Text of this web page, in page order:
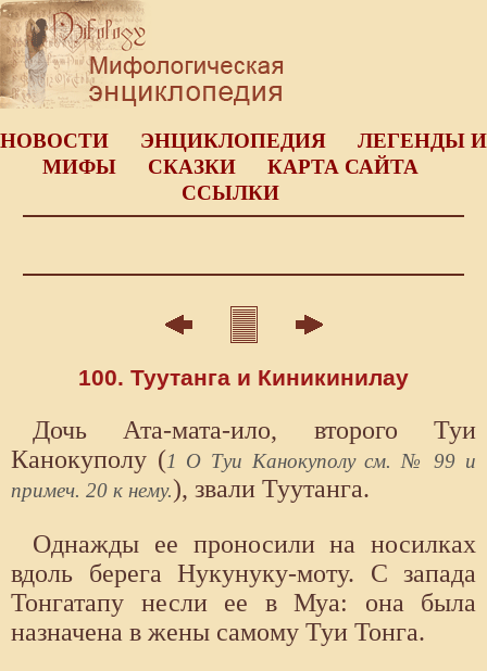
НОВОСТИ ЭНЦИКЛОПЕДИЯ
ЛЕГЕНДЫ И
МИФЫ
СКАЗКИ
КАРТА САЙТА
ССЫЛКИ
100. Туутанга и Киникинилау
Дочь Ата-мата-ило, второго Туи
Канокуполу (1 О Туи Канокуполу см. № 99 и
примеч. 20 к нему.), звали Туутанга.
Однажды ее проносили на носилках
вдоль берега Нукунуку-моту. С запада
Тонгатапу несли ее в Муа: она была
назначена в жены самому Туи Тонга.